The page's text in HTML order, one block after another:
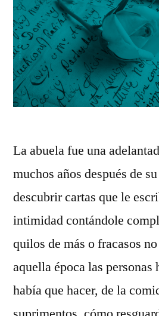
La abuela fue una
muchos años después de
descubrir cartas que le
intimidad contándole
quilos de más o fracasos
aquella época las personas
había que hacer, de la